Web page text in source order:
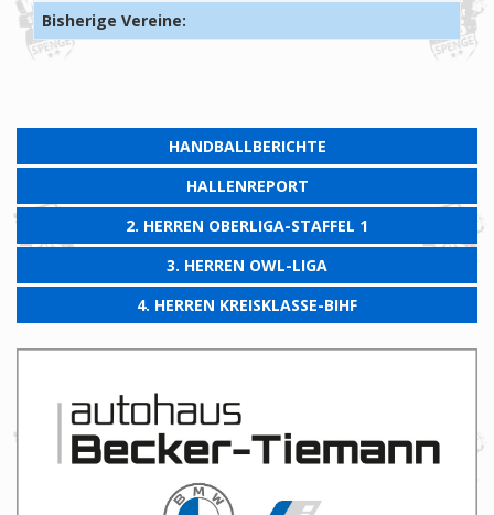
Bisherige Vereine:
HANDBALLBERICHTE
HALLENREPORT
2. HERREN OBERLIGA-STAFFEL 1
3. HERREN OWL-LIGA
4. HERREN KREISKLASSE-BIHF